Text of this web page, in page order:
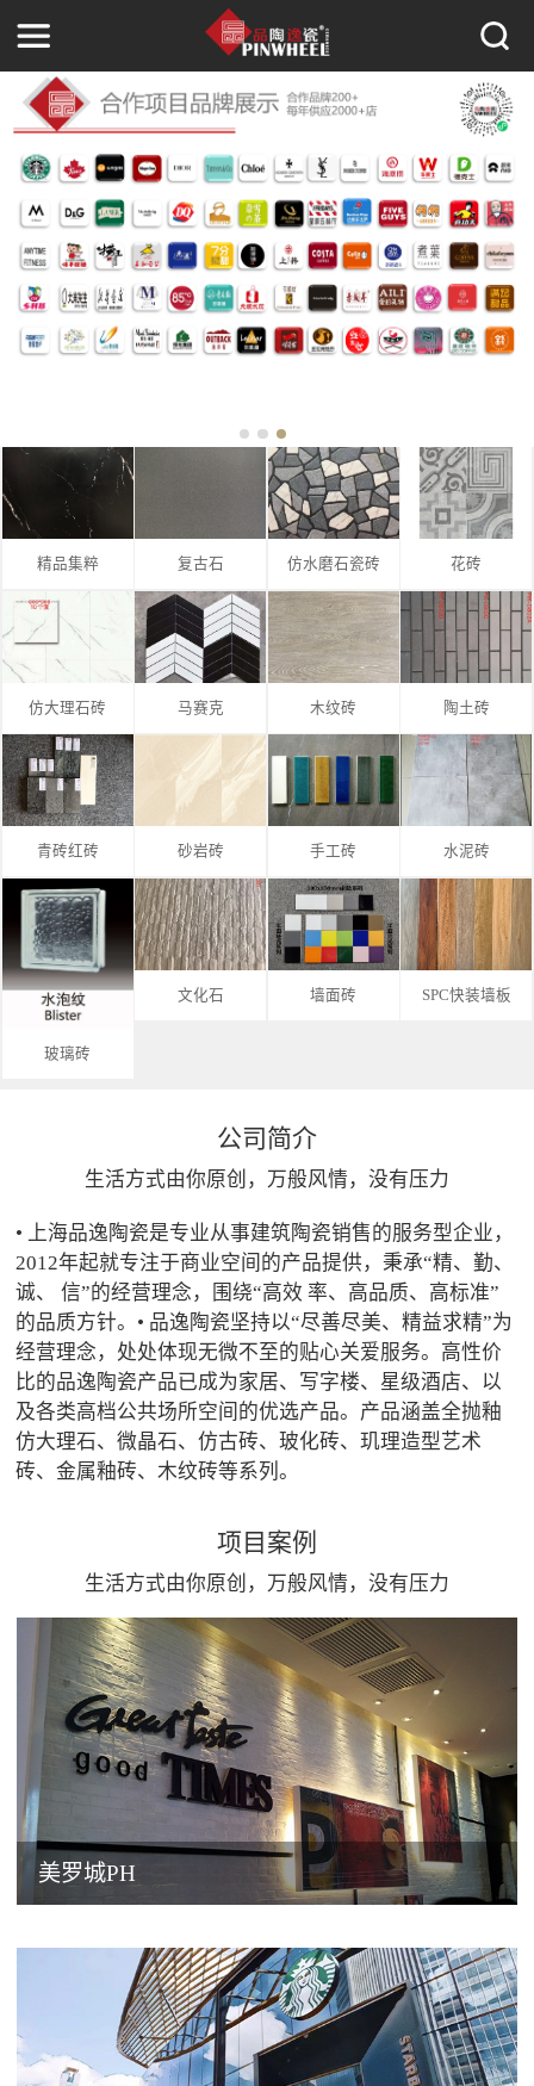
精品集粹 复古石 仿水磨石瓷砖 花砖
仿大理石砖 马赛克 木纹砖 陶土砖
青砖红砖 砂岩砖 手工砖 水泥砖
玻璃砖
文化石 墙面砖 SPC快装墙板
公司简介
生活方式由你原创，万般风情，没有压力
• 上海品逸陶瓷是专业从事建筑陶瓷销售的服务型企业，
2012年起就专注于商业空间的产品提供，秉承“精、勤、
诚、 信”的经营理念，围绕“高效 率、高品质、高标准”
的品质方针。• 品逸陶瓷坚持以“尽善尽美、精益求精”为
经营理念，处处体现无微不至的贴心关爱服务。高性价
比的品逸陶瓷产品已成为家居、写字楼、星级酒店、以
及各类高档公共场所空间的优选产品。产品涵盖全抛釉
仿大理石、微晶石、仿古砖、玻化砖、玑理造型艺术
砖、金属釉砖、木纹砖等系列。
项目案例
生活方式由你原创，万般风情，没有压力
美罗城PH